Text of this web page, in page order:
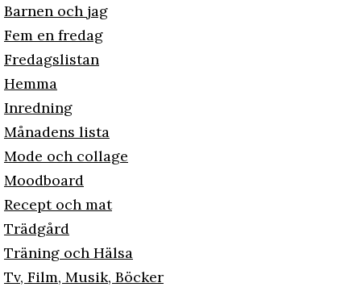
Barnen och jag
Fem en fredag
Fredagslistan
Hemma
Inredning
Månadens lista
Mode och collage
Moodboard
Recept och mat
Trädgård
Träning och Hälsa
Tv, Film, Musik, Böcker